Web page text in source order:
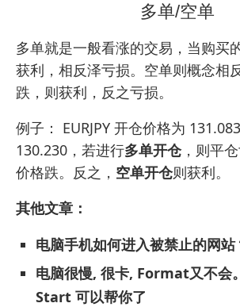
多单/空单
多单就是一般看涨的交易，当购买
获利，相反泽亏损。空单则概念相
跌，则获利，反之亏损。
例子： EURJPY 开仓价格为
130.230，若进行多单开仓，则平
价格跌。反之， 空单开仓则获利。
其他文章：
电脑手机如何进入被禁止的网站
电脑很慢, 很卡, Format又不会
Start 可以帮你了